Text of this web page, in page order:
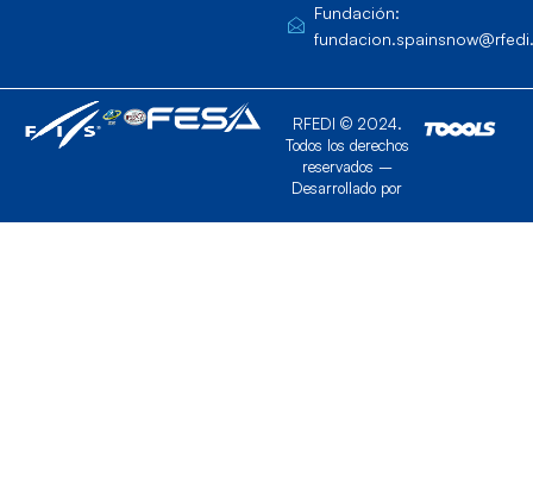
Fundación:
RFEDI © 2024.
Todos los derechos
reservados –
Desarrollado por